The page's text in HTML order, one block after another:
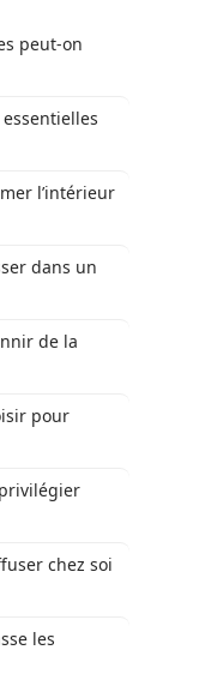
peut-on
l’intérieur
dans un
de la
pour
chez soi
les